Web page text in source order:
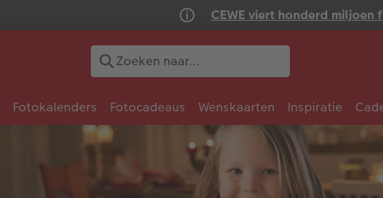
CEWE viert honderd miljoen
Fotokalenders Fotocadeaus Wenskaarten Inspiratie